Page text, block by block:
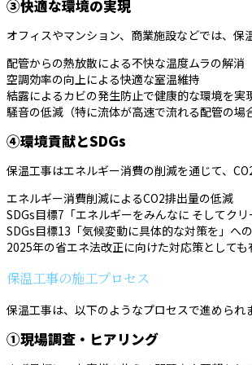
③快適な環境の実現
オフィスやマンション、商業施設などでは、保
配管からの熱放散による不快な温度ムラの解消
空調効率の向上による快適な室温維持
結露によるカビの発生防止で健康的な環境を実
騒音の低減（特に流体が高速で流れる配管の場合
④環境貢献とSDGs
保温工事はエネルギー消費の削減を通じて、
エネルギー消費削減によるCO2排出量の低減
SDGs目標7「エネルギーをみんなに そしてク
SDGs目標13「気候変動に具体的な対策を」へ
2025年の省エネ法改正に向けた対応策としても
保温工事の施工プロセス
保温工事は、以下のようなプロセスで進められ
①現場調査・ヒアリング